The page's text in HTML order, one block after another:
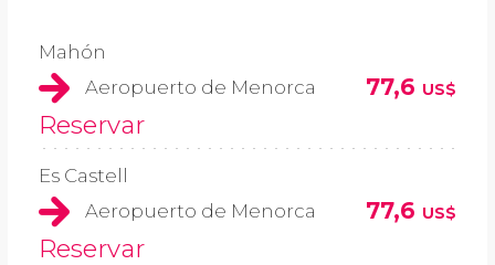
Mahón
Aeropuerto de Menorca
77,6 US$
Reservar
Es Castell
Aeropuerto de Menorca
77,6 US$
Reservar